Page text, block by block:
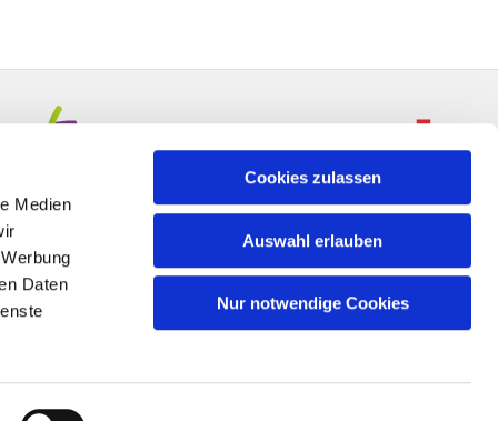
Medien
Daten
Cookies zulassen
Auswahl erlauben
Nur notwendige Cookies